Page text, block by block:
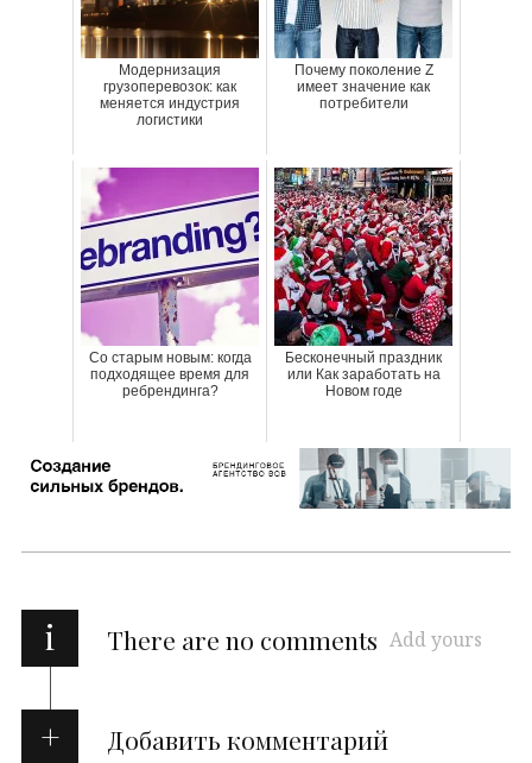
Модернизация
грузоперевозок: как
меняется индустрия
логистики
Почему поколение Z
имеет значение как
потребители
Со старым новым: когда
подходящее время для
ребрендинга?
Бесконечный праздник
или Как заработать на
Новом годе
i There are no comments Add yours
Добавить комментарий